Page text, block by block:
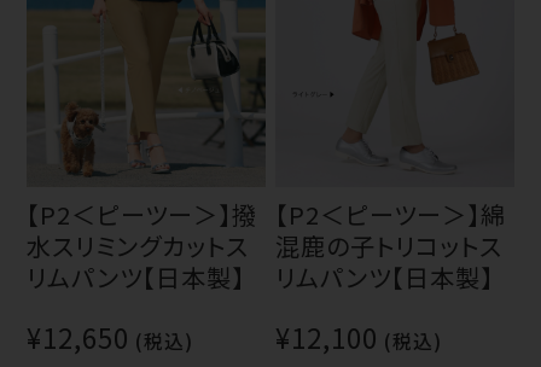
【P2＜ピーツー＞】撥
水スリミングカットス
リムパンツ【日本製】
¥12,650 (税込)
【P2＜ピーツー＞】綿
混鹿の子トリコットス
リムパンツ【日本製】
¥12,100 (税込)